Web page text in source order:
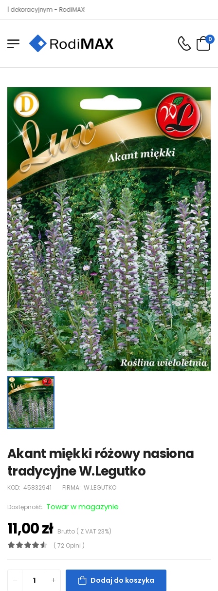
- RodiMAX!
0
Akant miękki różowy nasiona
tradycyjne W.Legutko
KOD: 45832941 FIRMA: W.LEGUTKO
Dostępność: Towar w magazynie
11,00 złBrutto ( Z VAT 23%)
( 72 Opini )
Dodaj do koszyka